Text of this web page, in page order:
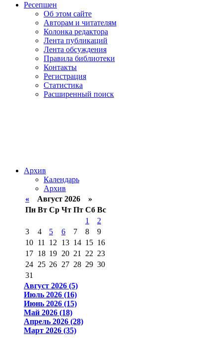
Ресепшен
Об этом сайте
Авторам и читателям
Колонка редактора
Лента публикаций
Лента обсуждения
Правила библиотеки
Контакты
Регистрация
Статистика
Расширенный поиск
Архив
Календарь
Архив
« Август 2026 »
Пн Вт Ср Чт Пт Сб Вс
1
2
3
4 5 6 7 8
9
10 11 12 13 14 15 16
17 18 19 20 21 22 23
24 25 26 27 28 29 30
31
Август 2026 (5)
Июль 2026 (16)
Июнь 2026 (15)
Май 2026 (18)
Апрель 2026 (28)
Март 2026 (35)